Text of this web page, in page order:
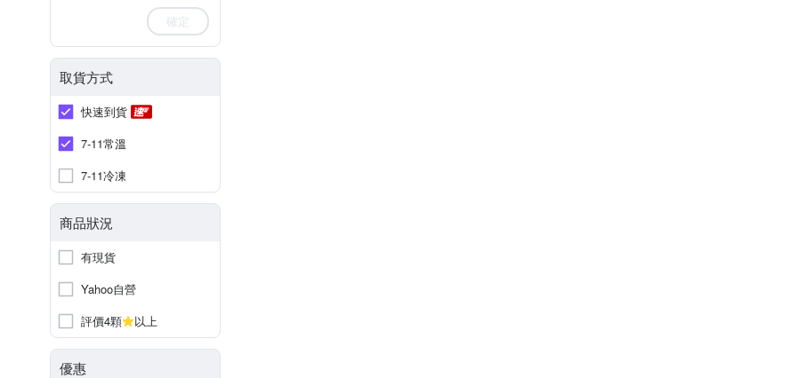
確定
取貨方式
快速到貨
7-11常溫
7-11冷凍
商品狀況
有現貨
Yahoo自營
評價4顆
以上
優惠